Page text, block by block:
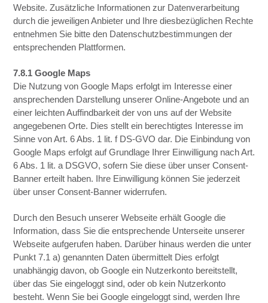
Website. Zusätzliche Informationen zur Datenverarbeitung
durch die jeweiligen Anbieter und Ihre diesbezüglichen Rechte
entnehmen Sie bitte den Datenschutzbestimmungen der
entsprechenden Plattformen.
7.8.1 Google Maps
Die Nutzung von Google Maps erfolgt im Interesse einer
ansprechenden Darstellung unserer Online-Angebote und an
einer leichten Auffindbarkeit der von uns auf der Website
angegebenen Orte. Dies stellt ein berechtigtes Interesse im
Sinne von Art. 6 Abs. 1 lit. f DS-GVO dar. Die Einbindung von
Google Maps erfolgt auf Grundlage Ihrer Einwilligung nach Art.
6 Abs. 1 lit. a DSGVO, sofern Sie diese über unser Consent-
Banner erteilt haben. Ihre Einwilligung können Sie jederzeit
über unser Consent-Banner widerrufen.
Durch den Besuch unserer Webseite erhält Google die
Information, dass Sie die entsprechende Unterseite unserer
Webseite aufgerufen haben. Darüber hinaus werden die unter
Punkt 7.1 a) genannten Daten übermittelt Dies erfolgt
unabhängig davon, ob Google ein Nutzerkonto bereitstellt,
über das Sie eingeloggt sind, oder ob kein Nutzerkonto
besteht. Wenn Sie bei Google eingeloggt sind, werden Ihre